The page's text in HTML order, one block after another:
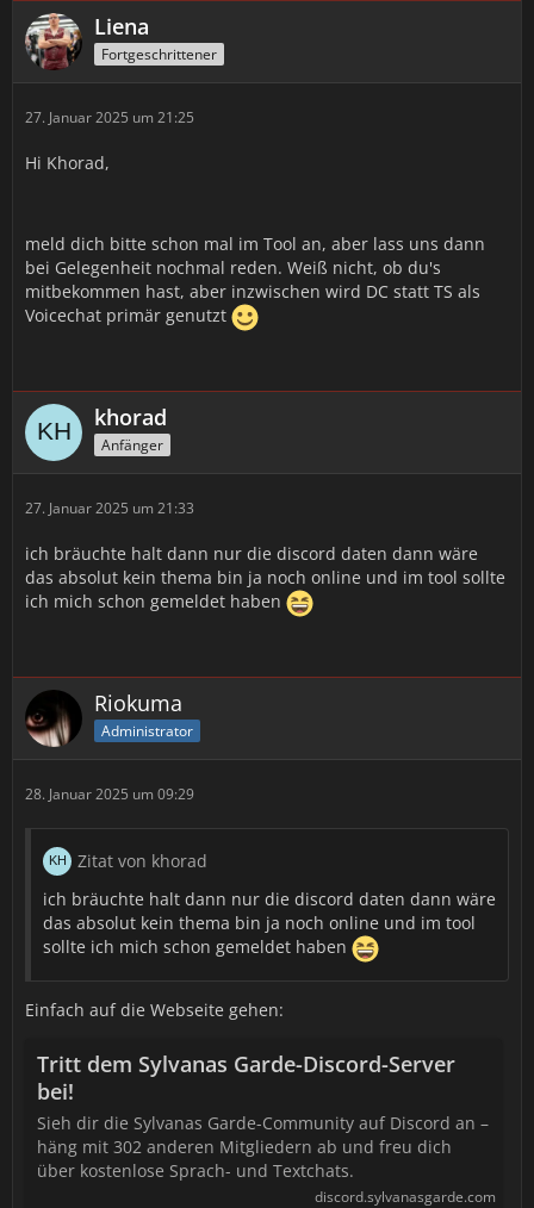
Liena
Fortgeschrittener
27. Januar 2025 um 21:25
Hi Khorad,
meld dich bitte schon mal im Tool an, aber lass uns dann
bei Gelegenheit nochmal reden. Weiß nicht, ob du's
mitbekommen hast, aber inzwischen wird DC statt TS als
Voicechat primär genutzt
khorad
Anfänger
27. Januar 2025 um 21:33
ich bräuchte halt dann nur die discord daten dann wäre
das absolut kein thema bin ja noch online und im tool sollte
ich mich schon gemeldet haben
Riokuma
Administrator
28. Januar 2025 um 09:29
Zitat von khorad
ich bräuchte halt dann nur die discord daten dann wäre
das absolut kein thema bin ja noch online und im tool
sollte ich mich schon gemeldet haben
Einfach auf die Webseite gehen:
Tritt dem Sylvanas Garde-Discord-Server
bei!
Sieh dir die Sylvanas Garde-Community auf Discord an –
häng mit 302 anderen Mitgliedern ab und freu dich
über kostenlose Sprach- und Textchats.
discord.sylvanasgarde.com